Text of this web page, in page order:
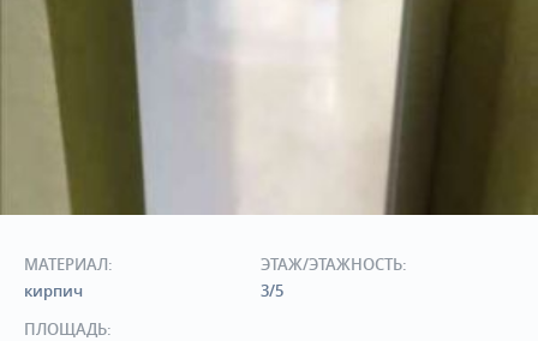
МАТЕРИАЛ:
кирпич
ЭТАЖ/ЭТАЖНОСТЬ:
3/5
ПЛОЩАДЬ: